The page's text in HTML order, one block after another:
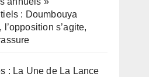
: Doumbouya
l’opposition s’agite,
: La Une de La Lance